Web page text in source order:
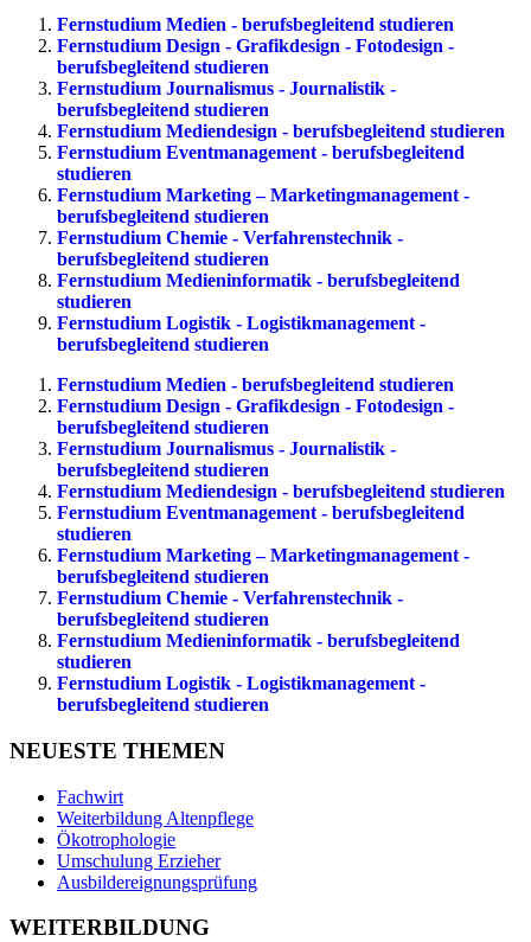
Fernstudium Medien - berufsbegleitend studieren
Fernstudium Design - Grafikdesign - Fotodesign -
berufsbegleitend studieren
Fernstudium Journalismus - Journalistik -
berufsbegleitend studieren
Fernstudium Mediendesign - berufsbegleitend studieren
Fernstudium Eventmanagement - berufsbegleitend
studieren
Fernstudium Marketing – Marketingmanagement -
berufsbegleitend studieren
Fernstudium Chemie - Verfahrenstechnik -
berufsbegleitend studieren
Fernstudium Medieninformatik - berufsbegleitend
studieren
Fernstudium Logistik - Logistikmanagement -
berufsbegleitend studieren
Fernstudium Medien - berufsbegleitend studieren
Fernstudium Design - Grafikdesign - Fotodesign -
berufsbegleitend studieren
Fernstudium Journalismus - Journalistik -
berufsbegleitend studieren
Fernstudium Mediendesign - berufsbegleitend studieren
Fernstudium Eventmanagement - berufsbegleitend
studieren
Fernstudium Marketing – Marketingmanagement -
berufsbegleitend studieren
Fernstudium Chemie - Verfahrenstechnik -
berufsbegleitend studieren
Fernstudium Medieninformatik - berufsbegleitend
studieren
Fernstudium Logistik - Logistikmanagement -
berufsbegleitend studieren
NEUESTE THEMEN
Fachwirt
Weiterbildung Altenpflege
Ökotrophologie
Umschulung Erzieher
Ausbildereignungsprüfung
WEITERBILDUNG